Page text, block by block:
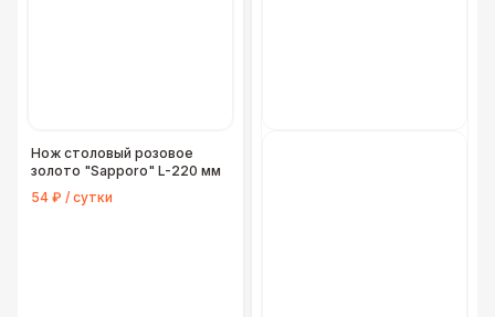
Нож столовый розовое
золото "Sapporo" L-220 мм
54 ₽ / сутки